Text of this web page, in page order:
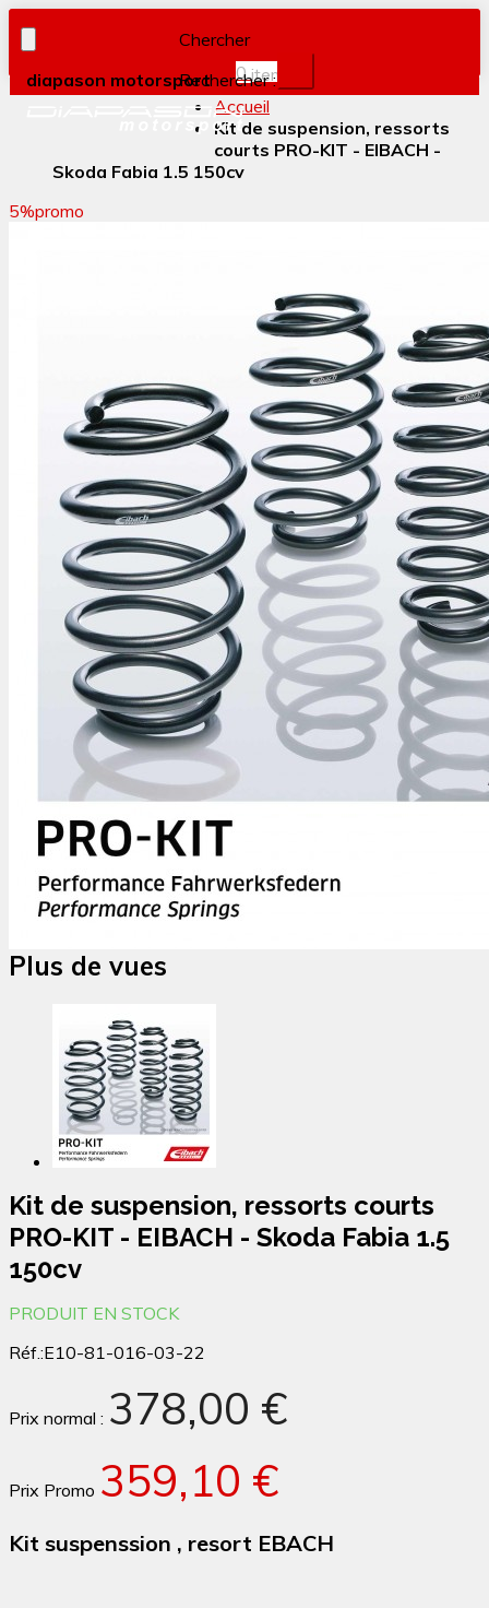
diapason motorsport
Chercher
Rechercher :
0item(s)
Accueil
Kit de suspension, ressorts
courts PRO-KIT - EIBACH -
Skoda Fabia 1.5 150cv
5%promo
Plus de vues
Kit de suspension, ressorts courts
PRO-KIT - EIBACH - Skoda Fabia 1.5
150cv
PRODUIT EN STOCK
Réf.:E10-81-016-03-22
Prix normal : 378,00 €
Prix Promo 359,10 €
Kit suspenssion , resort EBACH